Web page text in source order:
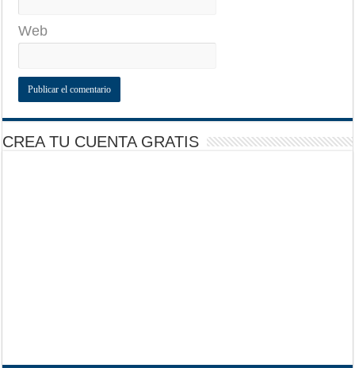
Web
CREA TU CUENTA GRATIS